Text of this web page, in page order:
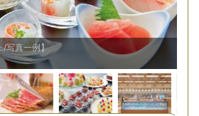
/写真一例】